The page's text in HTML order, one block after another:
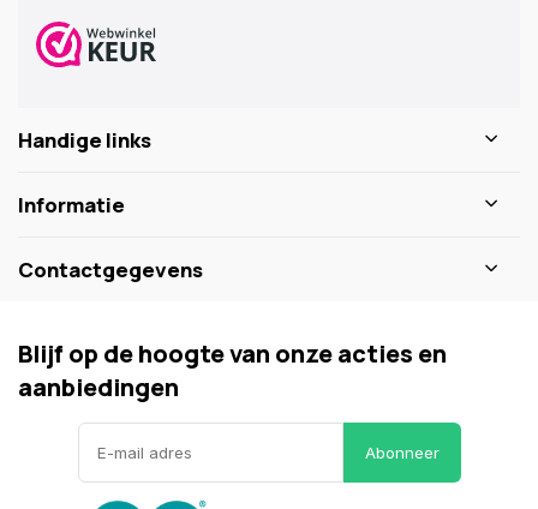
Handige links
Informatie
Contactgegevens
Blijf op de hoogte van onze acties en
aanbiedingen
Abonneer